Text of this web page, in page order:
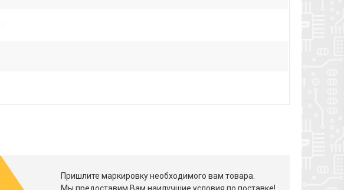
Пришлите маркировку необходимого вам товара.
Мы предоставим Вам наилучшие условия по поставке!